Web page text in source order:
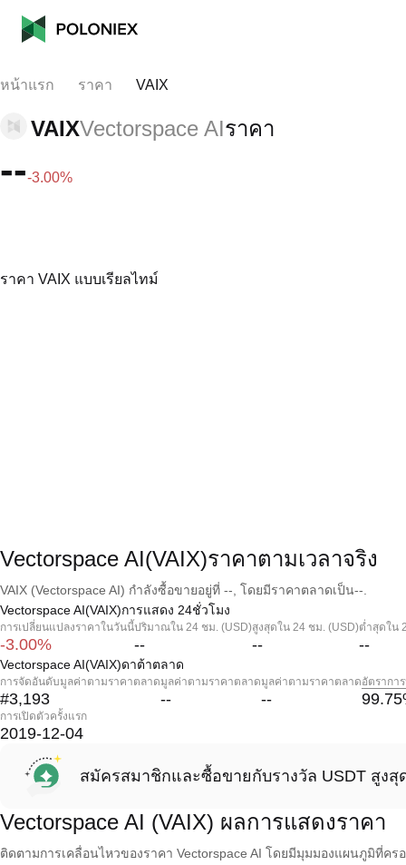
หน้าแรก ราคา VAIX
VAIXVectorspace AIราคา
---3.00%
ราคา VAIX แบบเรียลไทม์
Vectorspace AI(VAIX)ราคาตามเวลาจริง
VAIX (Vectorspace AI) กำลังซื้อขายอยู่ที่ --, โดยมีราคาตลาดเป็น--.
Vectorspace AI(VAIX)การแสดง 24ชั่วโมง
การเปลี่ยนแปลงราคาในวันนี้
-3.00%
ปริมาณใน 24 ชม. (USD)
--
สูงสุดใน 24 ชม. (USD)
--
ต่ำสุดใน
--
Vectorspace AI(VAIX)ดาต้าตลาด
การจัดอันดับมูลค่าตามราคาตลาด
#3,193
มูลค่าตามราคาตลาด
--
มูลค่าตามราคาตลาด
--
อัตรากา
99.75
การเปิดตัวครั้งแรก
2019-12-04
สมัครสมาชิกและซื้อขายกับรางวัล USDT สูงสุ
Vectorspace AI (VAIX) ผลการแสดงราคา
ติดตามการเคลื่อนไหวของราคา Vectorspace AI โดยมีมุมมองแผนภูมิที่ค